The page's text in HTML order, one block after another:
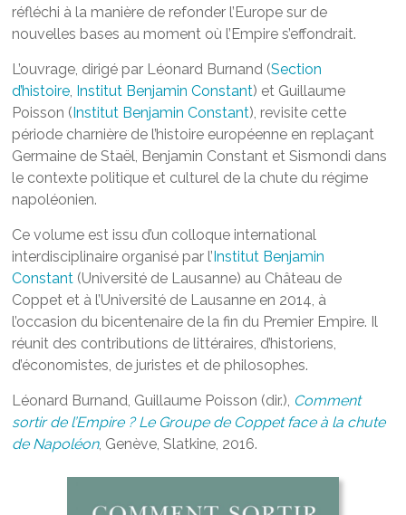
réfléchi à la manière de refonder l’Europe sur de
nouvelles bases au moment où l’Empire s’effondrait.
L’ouvrage, dirigé par Léonard Burnand (Section
d’histoire, Institut Benjamin Constant) et Guillaume
Poisson (Institut Benjamin Constant), revisite cette
période charnière de l’histoire européenne en replaçant
Germaine de Staël, Benjamin Constant et Sismondi dans
le contexte politique et culturel de la chute du régime
napoléonien.
Ce volume est issu d’un colloque international
interdisciplinaire organisé par l’Institut Benjamin
Constant (Université de Lausanne) au Château de
Coppet et à l’Université de Lausanne en 2014, à
l’occasion du bicentenaire de la fin du Premier Empire. Il
réunit des contributions de littéraires, d’historiens,
d’économistes, de juristes et de philosophes.
Léonard Burnand, Guillaume Poisson (dir.), Comment
sortir de l’Empire ? Le Groupe de Coppet face à la chute
de Napoléon, Genève, Slatkine, 2016.